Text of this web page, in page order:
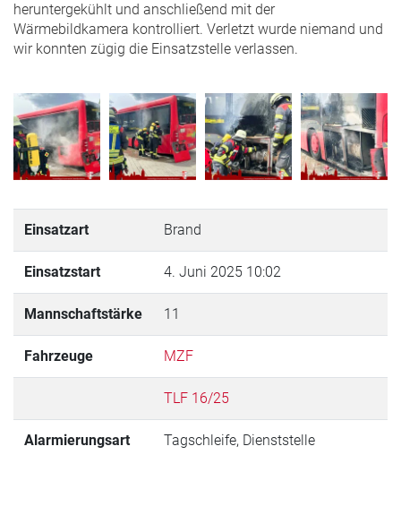
heruntergekühlt und anschließend mit der
Wärmebildkamera kontrolliert. Verletzt wurde niemand und
wir konnten zügig die Einsatzstelle verlassen.
Einsatzart Brand
Einsatzstart 4. Juni 2025 10:02
Mannschaftstärke 11
Fahrzeuge MZF
TLF 16/25
Alarmierungsart Tagschleife, Dienststelle